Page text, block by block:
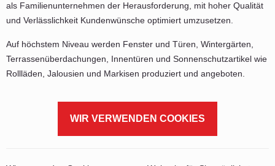
als Familienunternehmen der Herausforderung, mit hoher Qualität
und Verlässlichkeit Kundenwünsche optimiert umzusetzen.
Auf höchstem Niveau werden Fenster und Türen, Wintergärten,
Terrassenüberdachungen, Innentüren und Sonnenschutzartikel wie
Rollläden, Jalousien und Markisen produziert und angeboten.
WIR VERWENDEN COOKIES